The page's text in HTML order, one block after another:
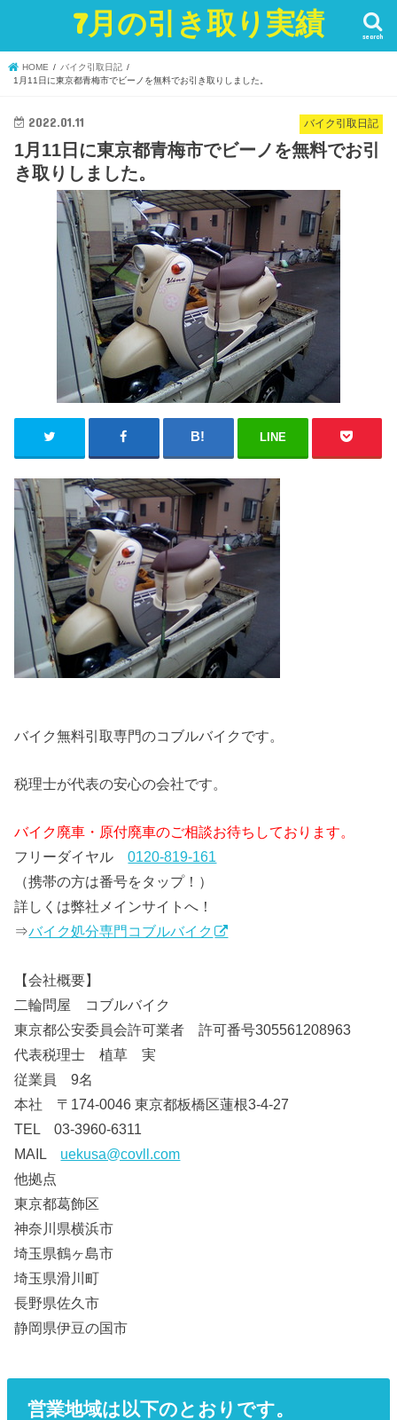
7月の引き取り実績 search
HOME
バイク引取日記
1月11日に東京都青梅市でビーノを無料でお引き取りしました。
バイク引取日記
2022.01.11
1月11日に東京都青梅市でビーノを無料でお引
き取りしました。
LINE
バイク無料引取専門のコブルバイクです。
税理士が代表の安心の会社です。
バイク廃車・原付廃車のご相談お待ちしております。
フリーダイヤル0120-819-161
（携帯の方は番号をタップ！）
詳しくは弊社メインサイトへ！
⇒バイク処分専門コブルバイク
【会社概要】
二輪問屋 コブルバイク
東京都公安委員会許可業者 許可番号305561208963
代表税理士 植草 実
従業員 9名
本社 〒174-0046 東京都板橋区蓮根3-4-27
TEL 03-3960-6311
MAIL uekusa@covll.com
他拠点
東京都葛飾区
神奈川県横浜市
埼玉県鶴ヶ島市
埼玉県滑川町
長野県佐久市
静岡県伊豆の国市
営業地域は以下のとおりです。